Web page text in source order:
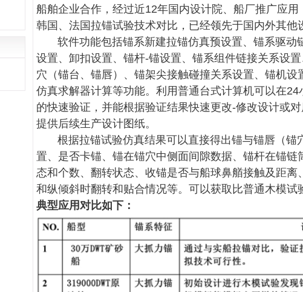
船舶企业合作，经过近12年国内设计院、船厂推广应
韩国、法国拉锚试验技术对比，已经领先于国内外其他
软件功能包括锚系新建拉锚仿真预设置、锚系驱动
设置、卸扣设置、锚杆-锚设置、锚系组件链接关系设
穴（锚台、锚唇）、锚架尖接触碰撞关系设置、锚机设
仿真求解器计算等功能。利用普通台式计算机可以在
的快速验证，并能根据验证结果快速更改-修改设计或
提供后续生产设计图纸。
根据拉锚试验仿真结果可以直接得出锚与锚唇（锚
置、是否卡锚、锚在锚穴中侧面间隙数据、锚杆在锚链
态和个数、翻转状态、收锚是否与船球鼻艏接触及距离
和纵倾斜时翻转和贴合情况等。可以获取比普通木模试
典型应用对比如下：